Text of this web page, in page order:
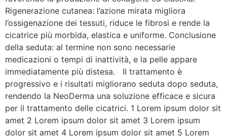
Rigenerazione cutanea: l’azione mirata migliora
l’ossigenazione dei tessuti, riduce le fibrosi e rende la
cicatrice più morbida, elastica e uniforme. Conclusione
della seduta: al termine non sono necessarie
medicazioni o tempi di inattività, e la pelle appare
immediatamente più distesa. Il trattamento è
progressivo e i risultati migliorano seduta dopo seduta,
rendendo la NeoDerma una soluzione efficace e sicura
per il trattamento delle cicatrici. 1 Lorem ipsum dolor sit
amet 2 Lorem ipsum dolor sit amet 3 Lorem ipsum
dolor sit amet 4 Lorem ipsum dolor sit amet 5 Lorem